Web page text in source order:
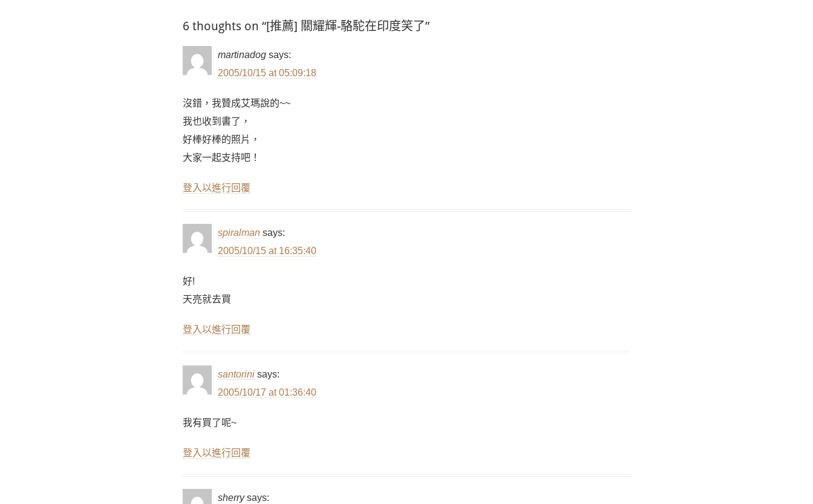
覽
6 thoughts on “[推薦] 關耀輝-駱駝在印度笑了”
martinadog says:
2005/10/15 at 05:09:18
沒錯，我贊成艾瑪說的~~
我也收到書了，
好棒好棒的照片，
大家一起支持吧！
登入以進行回覆
spiralman says:
2005/10/15 at 16:35:40
好!
天亮就去買
登入以進行回覆
santorini says:
2005/10/17 at 01:36:40
我有買了呢~
登入以進行回覆
sherry says: